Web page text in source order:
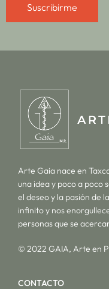
Suscribirme
Arte Gaia nace en
una idea y poco a poco
el deseo y la pasión de
infinito y nos
personas que se
© 2022 GAIA, Arte en
CONTACTO